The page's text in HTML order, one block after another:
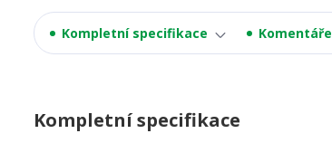
Kompletní specifikace Komentáře
Kompletní specifikace